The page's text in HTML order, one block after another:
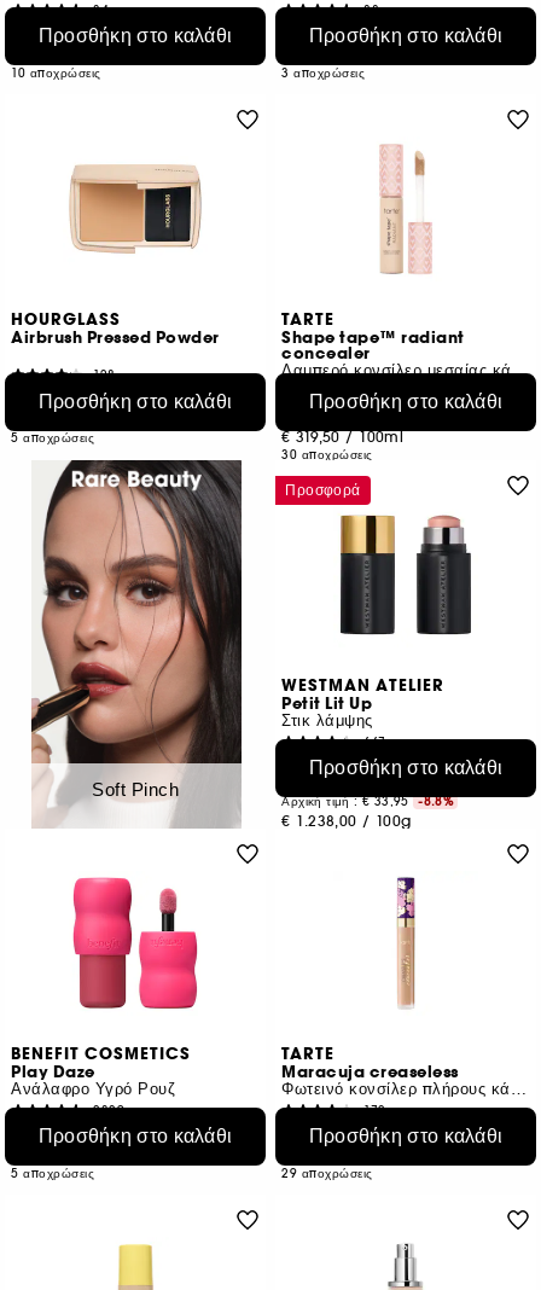
34
€ 31,95
10 αποχρώσεις
Προσθήκη στο καλάθι
88
€ 87,95
3 αποχρώσεις
Προσθήκη στο καλάθι
HOURGLASS
Airbrush Pressed Powder
128
€ 68,95
5 αποχρώσεις
Προσθήκη στο καλάθι
TARTE
Shape tape™ radiant
concealer
Λαμπερό κονσίλερ μεσαίας κάλυψης
240
€ 31,95
€ 319,50 /100ml
30 αποχρώσεις
Προσθήκη στο καλάθι
Soft Pinch
WESTMAN ATELIER
Petit Lit Up
Στικ λάμψης
667
€ 30,95
Αρχική τιμή :€ 33,95 -8.8%
€ 1.238,00 / 100g
Προσθήκη στο καλάθι
Προσφορά
BENEFIT COSMETICS
Play Daze
Ανάλαφρο Υγρό Ρουζ
2329
€ 37,95
5 αποχρώσεις
Προσθήκη στο καλάθι
TARTE
Maracuja creaseless
Φωτεινό κονσίλερ πλήρους κάλυψης για μάτια
172
Από:€ 31,95
29 αποχρώσεις
Προσθήκη στο καλάθι